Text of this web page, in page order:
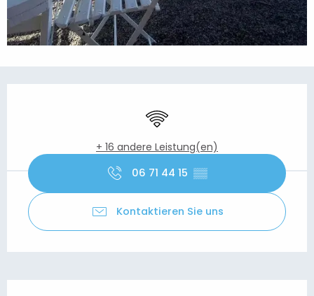
Wi-Fi
+ 16 andere Leistung(en)
06 71 44 15 ▒▒
Kontaktieren Sie uns